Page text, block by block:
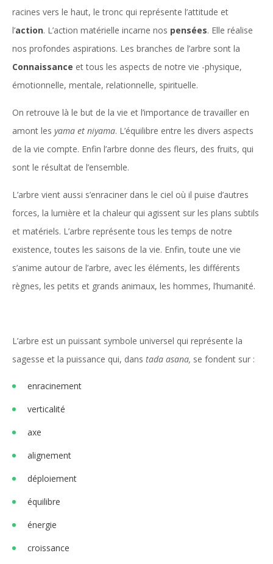
racines vers le haut, le tronc qui représente l’attitude et
l’action. L’action matérielle incarne nos pensées. Elle réalise
nos profondes aspirations. Les branches de l’arbre sont la
Connaissance et tous les aspects de notre vie -physique,
émotionnelle, mentale, relationnelle, spirituelle.
On retrouve là le but de la vie et l’importance de travailler en
amont les yama et niyama. L’équilibre entre les divers aspects
de la vie compte. Enfin l’arbre donne des fleurs, des fruits, qui
sont le résultat de l’ensemble.
L’arbre vient aussi s’enraciner dans le ciel où il puise d’autres
forces, la lumière et la chaleur qui agissent sur les plans subtils
et matériels. L’arbre représente tous les temps de notre
existence, toutes les saisons de la vie. Enfin, toute une vie
s’anime autour de l’arbre, avec les éléments, les différents
règnes, les petits et grands animaux, les hommes, l’humanité.
L’arbre est un puissant symbole universel qui représente la
sagesse et la puissance qui, dans tada asana, se fondent sur :
enracinement
verticalité
axe
alignement
déploiement
équilibre
énergie
croissance